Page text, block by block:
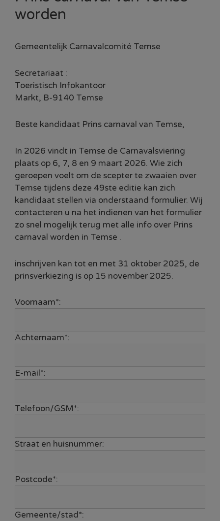
worden
Gemeentelijk Carnavalcomité Temse
Secretariaat :
Toeristisch Infokantoor
Markt, B-9140 Temse
Beste kandidaat Prins carnaval van Temse,
In 2026 vindt in Temse de Carnavalsviering
plaats op 6, 7, 8 en 9 maart 2026. Wie zich
geroepen voelt om de scepter te zwaaien over
Temse tijdens deze 49ste editie kan zich
kandidaat stellen via onderstaand formulier. Wij
contacteren u na het indienen van het formulier
zo snel mogelijk terug met alle info over Prins
carnaval worden in Temse .
inschrijven kan tot en met 31 oktober 2025, de
prinsverkiezing is op 15 november 2025.
Voornaam*:
Achternaam*:
E-mail*:
Telefoon/GSM*:
Straat en huisnummer:
Postcode*:
Gemeente/stad*: